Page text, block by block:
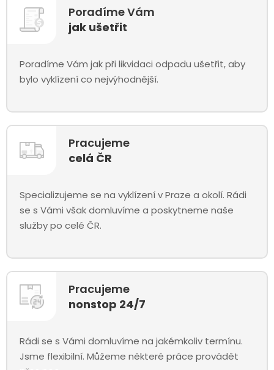
Poradíme Vám
jak ušetřit
Poradíme Vám jak při likvidaci odpadu ušetřit, aby
bylo vyklízení co nejvýhodnější.
Pracujeme
celá ČR
Specializujeme se na vyklízení v Praze a okolí. Rádi
se s Vámi však domluvíme a poskytneme naše
služby po celé ČR.
Pracujeme
nonstop 24/7
Rádi se s Vámi domluvíme na jakémkoliv termínu.
Jsme flexibilní. Můžeme některé práce provádět